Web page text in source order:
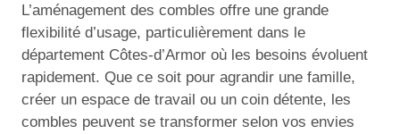
L’aménagement des combles offre une grande
flexibilité d’usage, particulièrement dans le
département Côtes-d’Armor où les besoins évoluent
rapidement. Que ce soit pour agrandir une famille,
créer un espace de travail ou un coin détente, les
combles peuvent se transformer selon vos envies